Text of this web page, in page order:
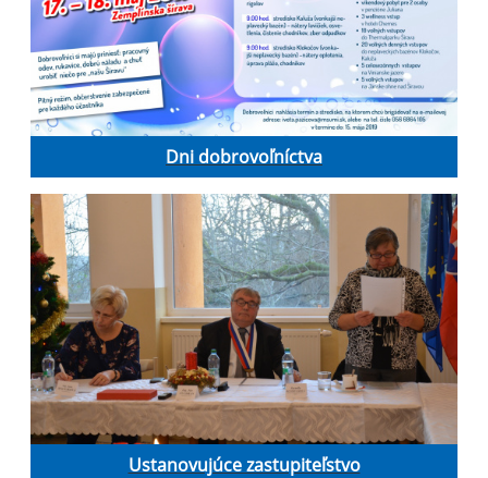
Dni dobrovoľníctva
Ustanovujúce zastupiteľstvo